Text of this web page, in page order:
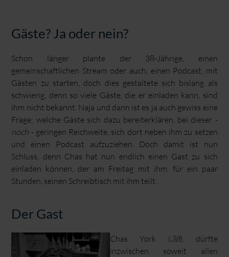
Gäste? Ja oder nein?
Schon länger plante der 38-Jährige, einen
gemeinschaftlichen Stream oder auch, einen Podcast, mit
Gästen zu starten, doch dies gestaltete sich bislang als
schwierig, denn so viele Gäste, die er einladen kann, sind
ihm nicht bekannt. Naja und dann ist es ja auch gewiss eine
Frage; welche Gäste sich dazu bereiterklären, bei dieser -
noch - geringen Reichweite, sich dort neben ihm zu setzen
und einen Podcast aufzuziehen. Doch damit ist nun
Schluss, denn Chas hat nun endlich einen Gast zu sich
einladen können, der am Freitag mit ihm, für ein paar
Stunden, seinen Schreibtisch mit ihm teilt.
Der Gast
Chas York (38), dürfte
inzwischen soweit allen